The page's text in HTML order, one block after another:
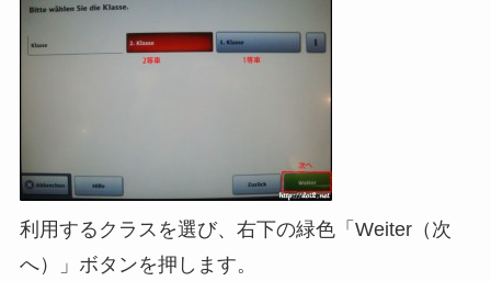
利用するクラスを選び、右下の緑色「Weiter（次
へ）」ボタンを押します。